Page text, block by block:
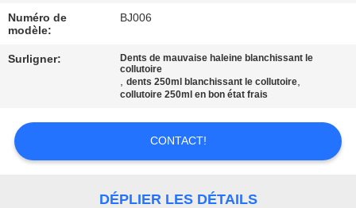
CONTACTEZ-
DEMANDEZ
UNE
Numéro de
modèle:
BJ006
Surligner:
Dents de mauvaise haleine blanchissant le
collutoire
,dents 250ml blanchissant le collutoire,
collutoire 250ml en bon état frais
CONTACT!
DÉPLIER LES DÉTAILS